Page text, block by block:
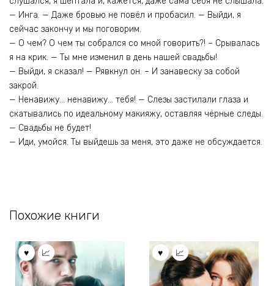
— Инга. — Даже бровью не повёл и пробасил. — Выйди, я
сейчас закончу и мы поговорим.
— О чем? О чем ты собрался со мной говорить?! – Срывалась
я на крик. — Ты мне изменил в день нашей свадьбы!
— Выйди, я сказал! — Рявкнул он. – И занавеску за собой
закрой.
— Ненавижу… ненавижу… тебя! — Слезы застилали глаза и
скатывались по идеальному макияжу, оставляя чёрные следы.
— Свадьбы не будет!
— Иди, умойся. Ты выйдешь за меня, это даже не обсуждается.
Похожие книги